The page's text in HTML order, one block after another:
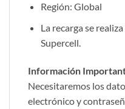
Región: Global
La recarga se
Supercell.
Información
Necesitaremos los
electrónico y